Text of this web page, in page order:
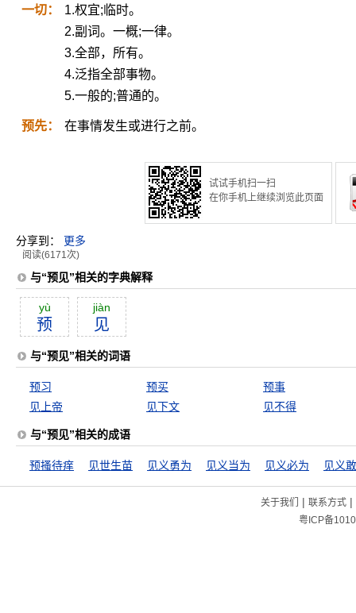
一切：
1.权宜;临时。
2.副词。一概;一律。
3.全部，所有。
4.泛指全部事物。
5.一般的;普通的。
预先： 在事情发生或进行之前。
试试手机扫一扫
在你手机上继续浏览此页面
分享到： 更多
阅读(6171次)
与“预见”相关的字典解释
yù
预
jiàn
见
与“预见”相关的词语
预习 预买
预事
见上帝
见下文 见不得
与“预见”相关的成语
预搔待痒 见世生苗 见义勇为 见义当为 见义必为 见义
关于我们 | 联系方式|
粤ICP备